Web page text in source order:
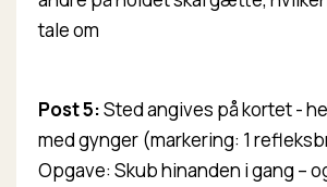
tale om
Post 5:Sted angives på kortet -
med gynger (markering: 1
Opgave: Skub hinanden i gang –